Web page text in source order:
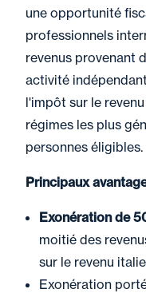
une opportunité
professionnels
revenus provenant
activité
l'impôt sur le
régimes les plus
personnes éligibles.
Principaux
Exonération de
moitié des
sur le revenu
Exonération